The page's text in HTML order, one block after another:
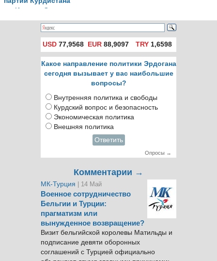
в Ираке и Сирии
USD 77,9568 EUR 88,9097 TRY1,6598
Какое направление политики Эрдогана
сегодня вызывает у вас наибольшие
вопросы?
Внутренняя политика и свободы
Курдский вопрос и безопасность
Экономическая политика
Внешняя политика
Ответить
Опросы →
Комментарии →
МК-Турция | 14 Май
Военное сотрудничество
Бельгии и Турции:
прагматизм или
вынужденное возвращение?
Визит бельгийской королевы Матильды и
подписание девяти оборонных
соглашений с Турцией официально